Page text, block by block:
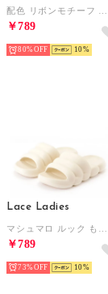
￥789
80% 10
Lace Ladies
￥789
73% 10